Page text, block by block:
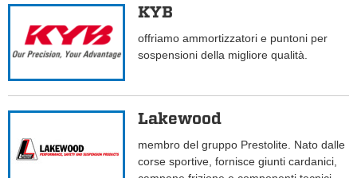
KYB
offriamo ammortizzatori e puntoni per
sospensioni della migliore qualità.
Lakewood
membro del gruppo Prestolite. Nato dalle
corse sportive, fornisce giunti cardanici,